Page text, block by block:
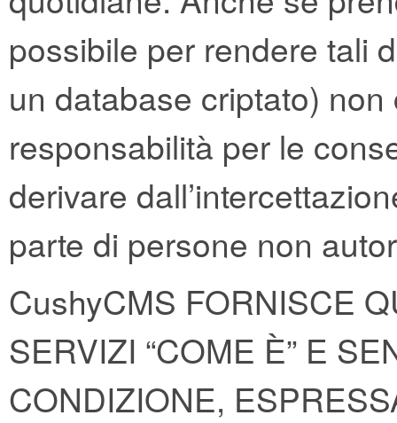
possibile per rendere tali
un database criptato)
responsabilità per le
derivare
parte di persone non
CushyCMS FORNISCE
SERVIZI “COME È” E
CONDIZIONE,